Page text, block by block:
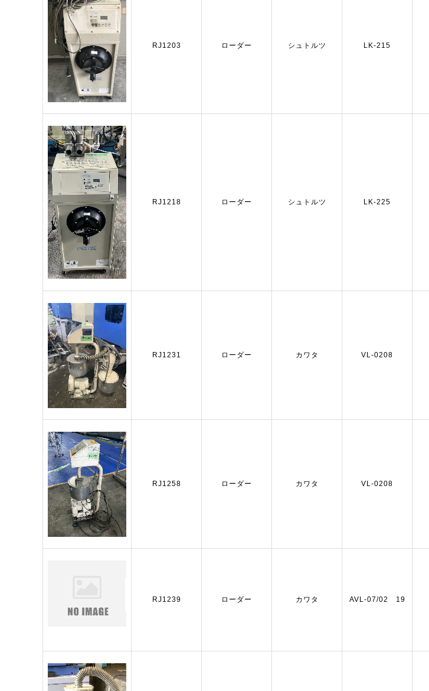
RJ1203 ローダー シュトルツ LK-215
RJ1218 ローダー シュトルツ LK-225
RJ1231 ローダー カワタ VL-0208
RJ1258 ローダー カワタ VL-0208
RJ1239 ローダー カワタ AVL-07/02 19